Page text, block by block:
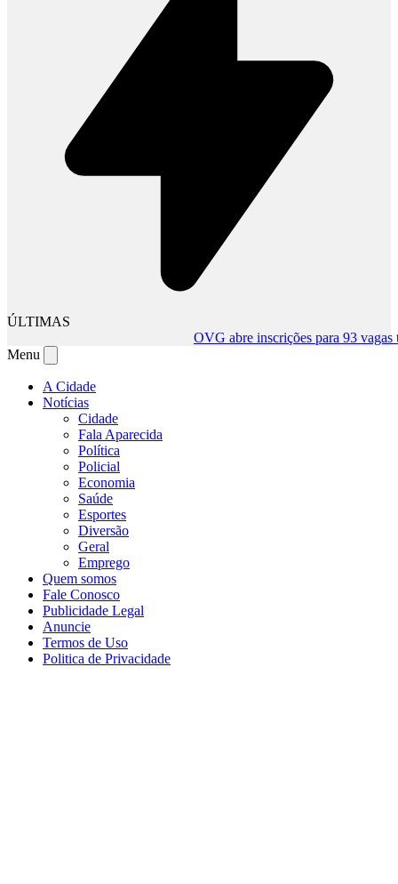
ÚLTIMAS
OVG abre inscrições para 93 vagas
Menu
A Cidade
Notícias
Cidade
Fala Aparecida
Política
Policial
Economia
Saúde
Esportes
Diversão
Geral
Emprego
Quem somos
Fale Conosco
Publicidade Legal
Anuncie
Termos de Uso
Politica de Privacidade